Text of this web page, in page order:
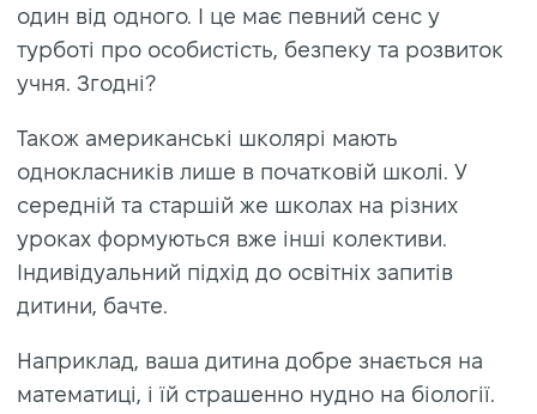
один від одного. І це має певний сенс у
турботі про особистість, безпеку та розвиток
учня. Згодні?
Також американські школярі мають
однокласників лише в початковій школі. У
середній та старшій же школах на різних
уроках формуються вже інші колективи.
Індивідуальний підхід до освітніх запитів
дитини, бачте.
Наприклад, ваша дитина добре знається на
математиці, і їй страшенно нудно на біології.